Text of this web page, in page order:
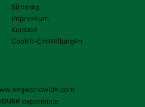
Sitemap
Impressum
Kontakt
Cookie-Einstellungen
experience